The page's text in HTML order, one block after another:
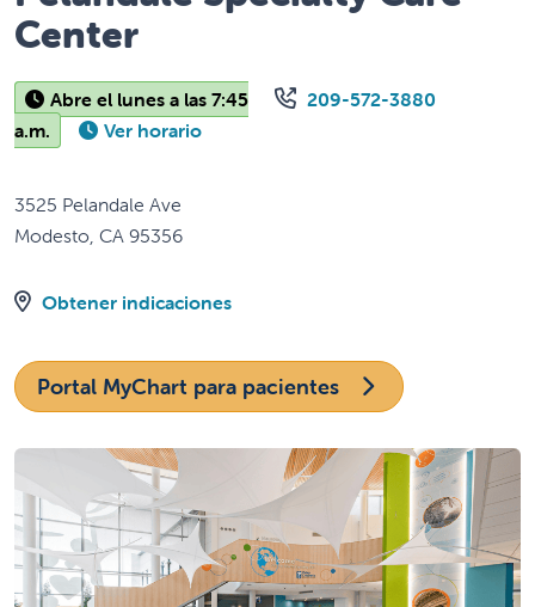
Center
Abre el lunes a las 7:45
a.m.
Ver horario
209-572-3880
3525 Pelandale Ave
Modesto CA 95356
Obtener indicaciones
Portal MyChart para pacientes